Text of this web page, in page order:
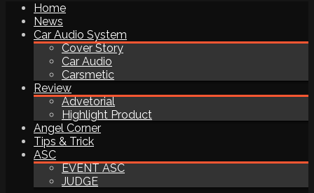
Home
News
Car Audio System
Cover Story
Car Audio
Carsmetic
Review
Advetorial
Highlight Product
Angel Corner
Tips & Trick
ASC
EVENT ASC
JUDGE